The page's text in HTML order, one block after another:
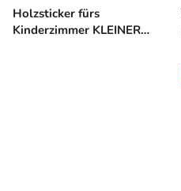
Holzsticker fürs
Kinderzimmer KLEINER